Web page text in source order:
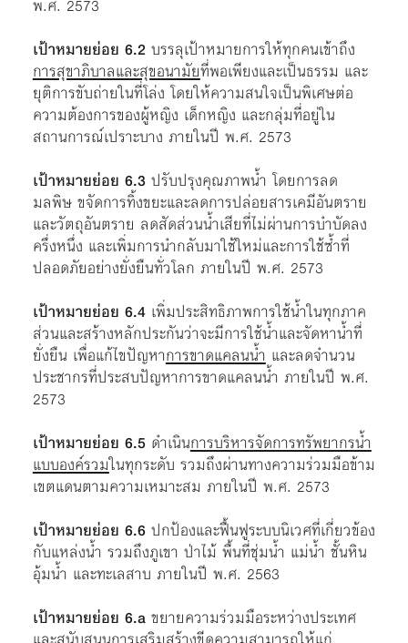
พ.ศ. 2573
เป้าหมายย่อย 6.2 บรรลุเป้าหมายการให้ทุกคนเข้าถึง
การสุขาภิบาลและสุขอนามัยที่พอเพียงและเป็นธรรม และ
ยุติการขับถ่ายในที่โล่ง โดยให้ความสนใจเป็นพิเศษต่อ
ความต้องการของผู้หญิง เด็กหญิง และกลุ่มที่อยู่ใน
สถานการณ์เปราะบาง ภายในปี พ.ศ. 2573
เป้าหมายย่อย 6.3 ปรับปรุงคุณภาพน้ำ โดยการลด
มลพิษ ขจัดการทิ้งขยะและลดการปล่อยสารเคมีอันตราย
และวัตถุอันตราย ลดสัดส่วนน้ำเสียที่ไม่ผ่านการบำบัดลง
ครึ่งหนึ่ง และเพิ่มการนำกลับมาใช้ใหม่และการใช้ซ้ำที่
ปลอดภัยอย่างยั่งยืนทั่วโลก ภายในปี พ.ศ. 2573
เป้าหมายย่อย 6.4 เพิ่มประสิทธิภาพการใช้น้ำในทุกภาค
ส่วนและสร้างหลักประกันว่าจะมีการใช้น้ำและจัดหาน้ำที่
ยั่งยืน เพื่อแก้ไขปัญหาการขาดแคลนน้ำและลดจำนวน
ประชากรที่ประสบปัญหาการขาดแคลนน้ำ ภายในปี พ.ศ.
2573
เป้าหมายย่อย 6.5 ดำเนินการบริหารจัดการทรัพยากรน้ำ
แบบองค์รวมในทุกระดับ รวมถึงผ่านทางความร่วมมือข้าม
เขตแดนตามความเหมาะสม ภายในปี พ.ศ. 2573
เป้าหมายย่อย 6.6 ปกป้องและฟื้นฟูระบบนิเวศที่เกี่ยวข้อง
กับแหล่งน้ำ รวมถึงภูเขา ป่าไม้ พื้นที่ชุ่มน้ำ แม่น้ำ ชั้นหิน
อุ้มน้ำ และทะเลสาบ ภายในปี พ.ศ. 2563
เป้าหมายย่อย 6.aขยายความร่วมมือระหว่างประเทศ